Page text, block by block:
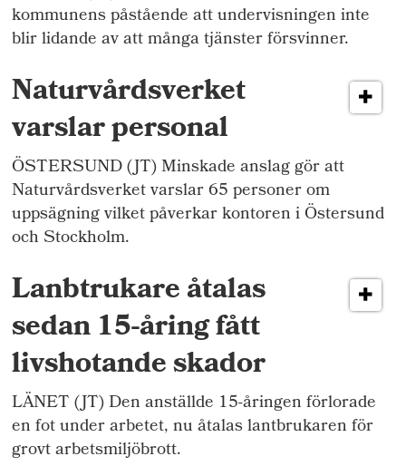
kommunens påstående att undervisningen inte
blir lidande av att många tjänster försvinner.
Naturvårdsverket
varslar personal
ÖSTERSUND (JT) Minskade anslag gör att
Naturvårdsverket varslar 65 personer om
uppsägning vilket påverkar kontoren i Östersund
och Stockholm.
Lanbtrukare åtalas
sedan 15-åring fått
livshotande skador
LÄNET (JT) Den anställde 15-åringen förlorade
en fot under arbetet, nu åtalas lantbrukaren för
grovt arbetsmiljöbrott.